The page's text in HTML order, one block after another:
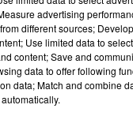
IGLOO KIDS -
Neuhof. 2ème
avec les élèves de la
advertising
different sources;
Use limited data to
content; Save and
data to offer following
data; Match and combine